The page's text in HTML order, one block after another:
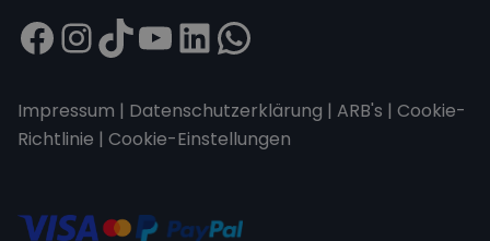
Impressum | Datenschutzerklärung | ARB's | Cookie-
Richtlinie | Cookie-Einstellungen